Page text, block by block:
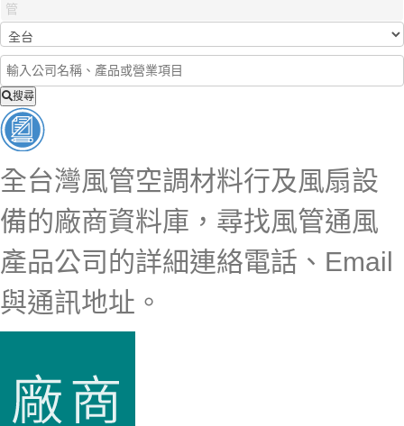
管
搜尋
全台灣風管空調材料行及風扇設
備的廠商資料庫，尋找風管通風
產品公司的詳細連絡電話、Email
與通訊地址。